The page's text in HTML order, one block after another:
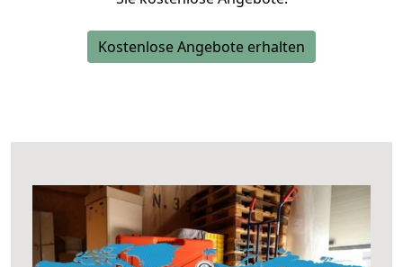
Kostenlose Angebote erhalten